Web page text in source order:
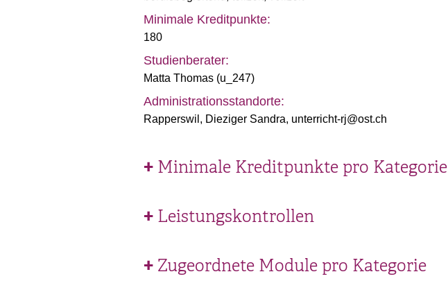
Minimale Kreditpunkte:
180
Studienberater:
Matta Thomas (u_247)
Administrationsstandorte:
Rapperswil, Dieziger Sandra, unterricht-rj@ost.ch
Minimale Kreditpunkte pro Kategorie
Leistungskontrollen
Zugeordnete Module pro Kategorie